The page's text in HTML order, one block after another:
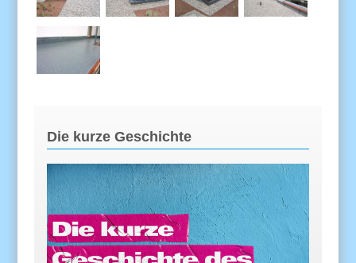
Die kurze Geschichte